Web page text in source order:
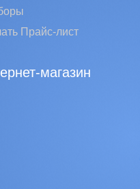
Прайс-лист
магазин